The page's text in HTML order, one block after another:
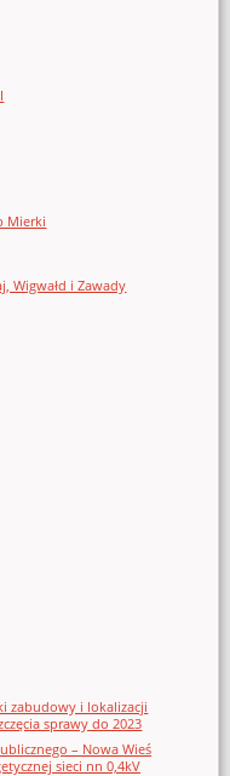
Mierki
Wigwałd i Zawady
zabudowy i lokalizacji
sprawy do 2023
– Nowa Wieś
sieci nn 0,4kV